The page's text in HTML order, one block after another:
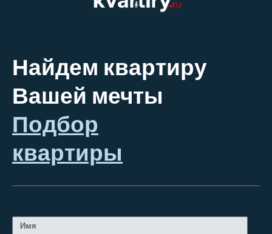
Найдем квартиру
Вашей мечты
Подбор
квартиры